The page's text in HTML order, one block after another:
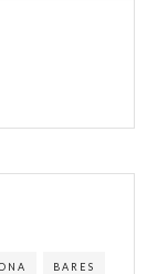
BARES